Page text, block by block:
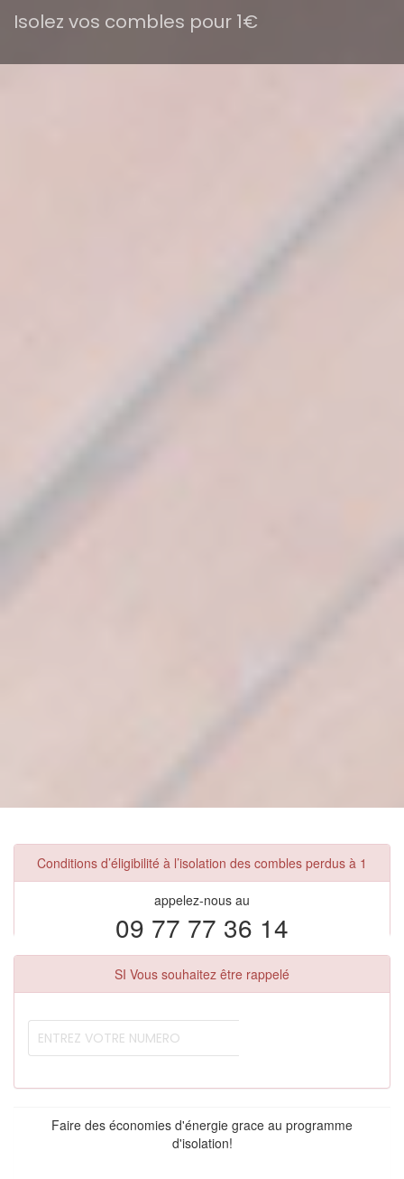
Isolez vos combles pour 1€
Conditions d’éligibilité à l’isolation des combles perdus à 1
appelez-nous au
09 77 77 36 14
SI Vous souhaitez être rappelé
Faire des économies d'énergie grace au programme
d'isolation!